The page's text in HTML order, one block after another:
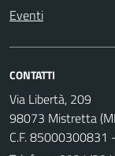
Eventi
CONTATTI
Via Libertà, 209
98073 Mistretta
C.F.